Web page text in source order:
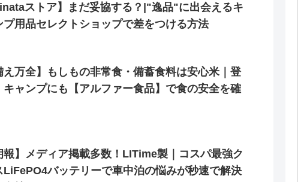
ストア】まだ妥協する？|"逸品"に出会えるキ
プ用品セレクトショップで差をつける方法
え万全】もしもの非常食・備蓄食料は安心米｜登
キャンプにも【アルファー食品】で食の安全を確
報】メディア掲載多数！LITime製｜コスパ最強ク
LiFePO4バッテリーで車中泊の悩みが秒速で解決